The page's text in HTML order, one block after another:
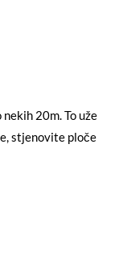
20m. To uže
stjenovite ploče